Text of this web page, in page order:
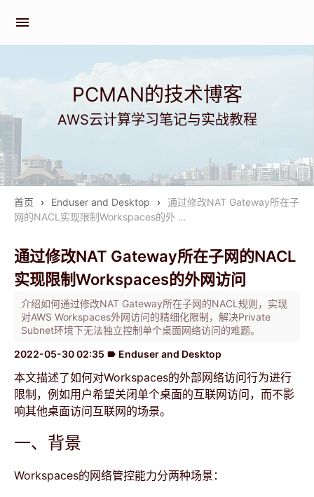
menu
PCMAN的技术博客
AWS云计算学习笔记与实战教程
首页 › Enduser and Desktop ›
通过修改NAT Gateway所在子
网的NACL实现限制Workspaces的外 …
通过修改NAT Gateway所在子网的NACL
实现限制Workspaces的外网访问
介绍如何通过修改NAT Gateway所在子网的NACL规则，实现
对AWS Workspaces外网访问的精细化限制，解决Private
Subnet环境下无法独立控制单个桌面网络访问的难题。
2022-05-30 02:35 label Enduser and Desktop
本文描述了如何对Workspaces的外部网络访问行为进行
限制，例如用户希望关闭单个桌面的互联网访问，而不影
响其他桌面访问互联网的场景。
一、背景
Workspaces的网络管控能力分两种场景：